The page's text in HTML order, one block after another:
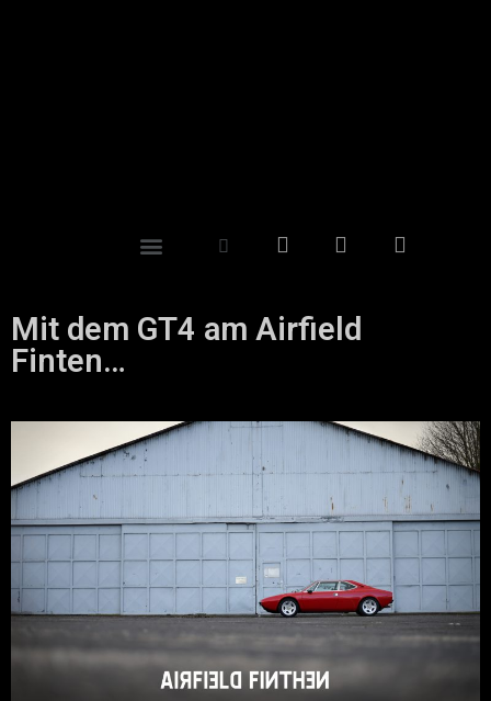
Mit dem GT4 am Airfield
Finten…